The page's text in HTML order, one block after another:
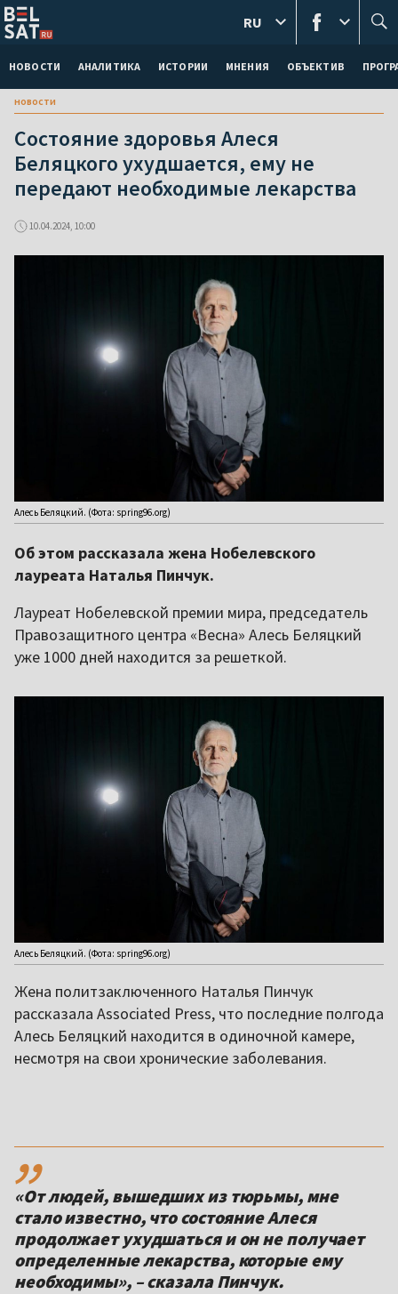
НОВОСТИ АНАЛИТИКА ИСТОРИИ МНЕНИЯ ОБЪЕКТИВ
RU
новости
Состояние здоровья Алеся
Беляцкого ухудшается, ему не
передают необходимые лекарства
10.04.2024, 10:00
Алесь Беляцкий. (Фота: spring96.org)
Об этом рассказала жена Нобелевского
лауреата Наталья Пинчук.
Лауреат Нобелевской премии мира, председатель
Правозащитного центра «Весна» Алесь Беляцкий
уже 1000 дней находится за решеткой.
Алесь Беляцкий. (Фота: spring96.org)
Жена политзаключенного Наталья Пинчук
рассказала Associated Press, что последние полгода
Алесь Беляцкий находится в одиночной камере,
несмотря на свои хронические заболевания.
,,
«От людей, вышедших из тюрьмы, мне
стало известно, что состояние Алеся
продолжает ухудшаться и он не получает
определенные лекарства, которые ему
необходимы», – сказала Пинчук.